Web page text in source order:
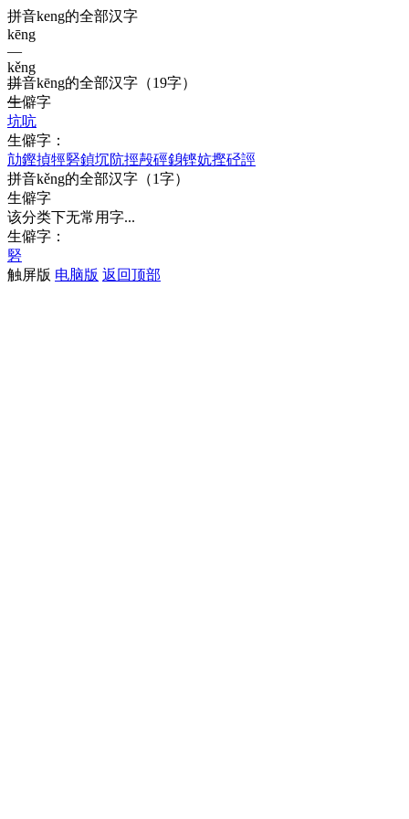
拼音keng的全部汉字
kēng
—
kěng
—
—
拼音kēng的全部汉字 （19字）
生僻字
坑吭
生僻字：
劥鏗揁牼硻鍞坈阬挳殸硜銵铿妔摼硁誙
拼音kěng的全部汉字 （1字）
生僻字
该分类下无常用字...
生僻字：
硻
触屏版 电脑版 返回顶部